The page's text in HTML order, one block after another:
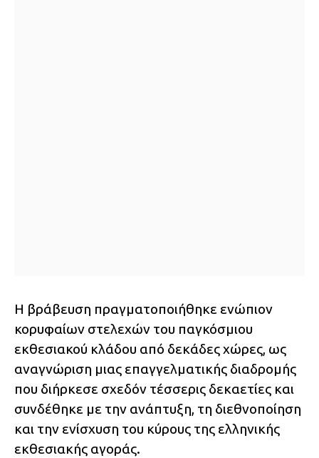
Η βράβευση πραγματοποιήθηκε ενώπιον
κορυφαίων στελεχών του παγκόσμιου
εκθεσιακού κλάδου από δεκάδες χώρες, ως
αναγνώριση μιας επαγγελματικής διαδρομής
που διήρκεσε σχεδόν τέσσερις δεκαετίες και
συνδέθηκε με την ανάπτυξη, τη διεθνοποίηση
και την ενίσχυση του κύρους της ελληνικής
εκθεσιακής αγοράς.